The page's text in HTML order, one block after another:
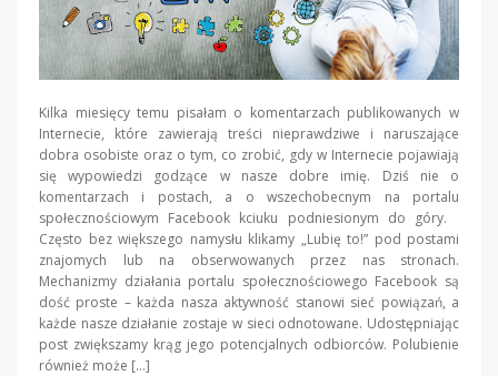
Kilka miesięcy temu pisałam o komentarzach publikowanych w
Internecie, które zawierają treści nieprawdziwe i naruszające
dobra osobiste oraz o tym, co zrobić, gdy w Internecie pojawiają
się wypowiedzi godzące w nasze dobre imię. Dziś nie o
komentarzach i postach, a o wszechobecnym na portalu
społecznościowym Facebook kciuku podniesionym do góry.
Często bez większego namysłu klikamy „Lubię to!” pod postami
znajomych lub na obserwowanych przez nas stronach.
Mechanizmy działania portalu społecznościowego Facebook są
dość proste – każda nasza aktywność stanowi sieć powiązań, a
każde nasze działanie zostaje w sieci odnotowane. Udostępniając
post zwiększamy krąg jego potencjalnych odbiorców. Polubienie
również może […]